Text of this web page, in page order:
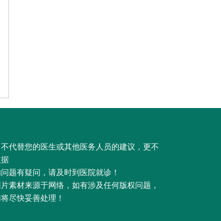
代替您的医生或其他医务人员的建议，更不
题有疑问，请及时到医院就诊！
素材来源于网络，如有涉及任何版权问题，
尽快妥善处理！